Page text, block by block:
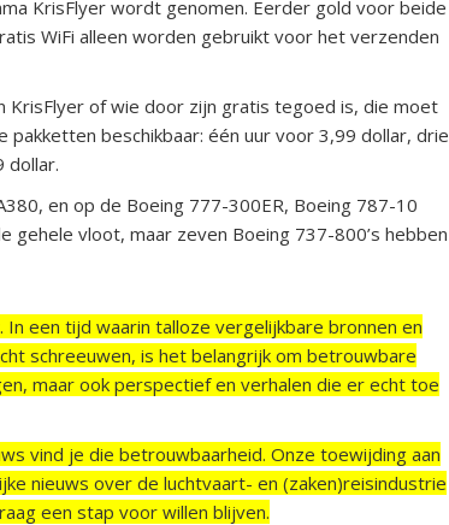
KrisFlyer wordt genomen. Eerder gold voor beide
WiFi alleen worden gebruikt voor het verzenden
KrisFlyer of wie door zijn gratis tegoed is, die moet
pakketten beschikbaar: één uur voor 3,99 dollar, drie
dollar.
en op de Boeing 777-300ER, Boeing 787-10
gehele vloot, maar zeven Boeing 737-800’s hebben
een tijd waarin talloze vergelijkbare bronnen en
schreeuwen, is het belangrijk om betrouwbare
maar ook perspectief en verhalen die er echt toe
vind je die betrouwbaarheid. Onze toewijding aan
nieuws over de luchtvaart- en (zaken)reisindustrie
een stap voor willen blijven.